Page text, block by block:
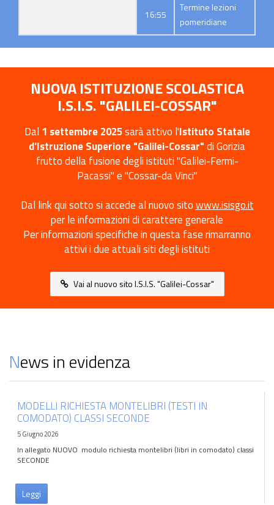
16:55
Termine lezioni
pomeridiane
NUOVA ISTITUZIONE SCOLASTICA
I.S.I.S. "GALILEI-COSSAR"
Dal 1 settembre 2025sarà attivo l'Istituto Statale
d'Istruzione Superiore "Galilei-Cossar"di Gorizia
frutto della fusione degli istituti "Galilei-Fermi-
Pacassi" e "Cossar-da Vinci"
Dal link qui sotto si accede al nuovo sitowww.isisgo.it
per le informazioni di carattere generale
Per informazioni specifiche in questa fase rimarranno
attivi i due attuali siti degli istituti
Vai al nuovo sito I.S.I.S. "Galilei-Cossar"
News in evidenza
MODELLI RICHIESTA MONTELIBRI (TESTI IN
COMODATO) CLASSI SECONDE
5 Giugno 2026
In allegato NUOVO modulo richiesta montelibri (libri in comodato) classi
SECONDE
Leggi